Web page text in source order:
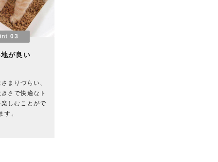
03
が良い
まりづらい、
さで快適なト
しむことがで
す。